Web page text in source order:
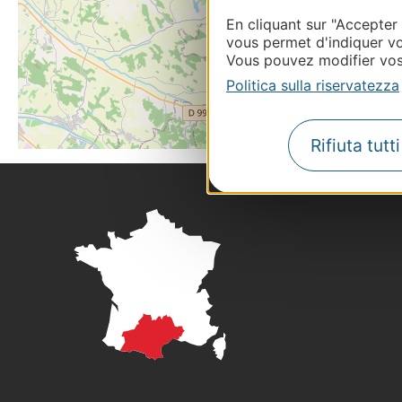
En cliquant sur
vous permet d'indiquer
Vous pouvez modifier
Politica sulla riservatezza
Rifiuta